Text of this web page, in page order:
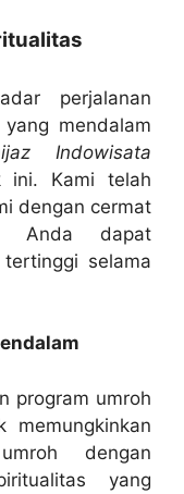
perjalanan
mendalam
Indowisata
ini. Kami telah
dengan cermat
Anda dapat
selama
program umroh
memungkinkan
dengan
yang